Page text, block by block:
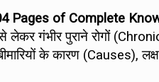
Pages of Complete
गंभीर पुराने रोगों
के कारण (Causes),